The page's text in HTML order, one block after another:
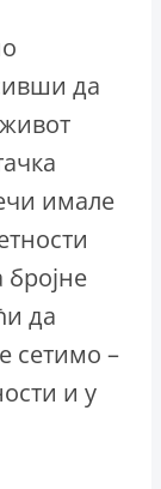
да
имале
да
сетимо –
и у